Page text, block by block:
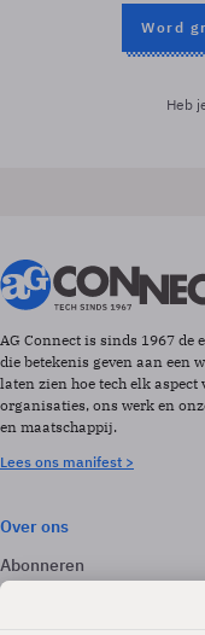
Word
Heb
AG Connect is sinds 1967 de
die betekenis geven aan een
laten zien hoe tech elk
organisaties, ons werk en
en maatschappij.
Lees ons manifest >
Over ons
Abonneren
Adverteren